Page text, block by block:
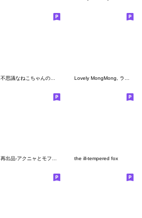
再出品-アクニャとモフモフニャの絵文字 the ill-tempered fox